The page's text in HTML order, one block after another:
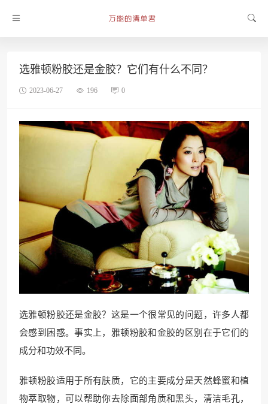
选雅顿粉胶还是金胶？它们有什么不同？
2023-06-27 196 0
选雅顿粉胶还是金胶？这是一个很常见的问题，许多人都
会感到困惑。事实上，雅顿粉胶和金胶的区别在于它们的
成分和功效不同。
雅顿粉胶适用于所有肤质，它的主要成分是天然蜂蜜和植
物萃取物，可以帮助你去除面部角质和黑头，清洁毛孔，